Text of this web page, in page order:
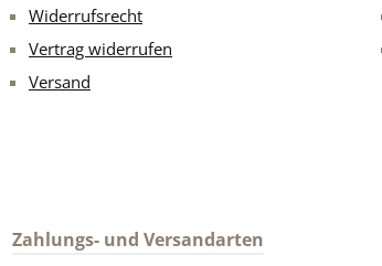
Widerrufsrecht
Vertrag widerrufen
Versand
Zahlungs- und Versandarten